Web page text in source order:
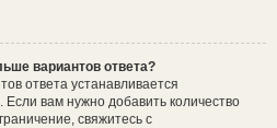
вариантов ответа?
ответа устанавливается
вам нужно добавить количество
свяжитесь с